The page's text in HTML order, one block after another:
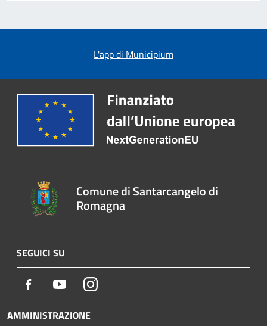
L'app di Municipium
Comune di Santarcangelo di
Romagna
SEGUICI SU
Facebook YoutubeInstagram
AMMINISTRAZIONE